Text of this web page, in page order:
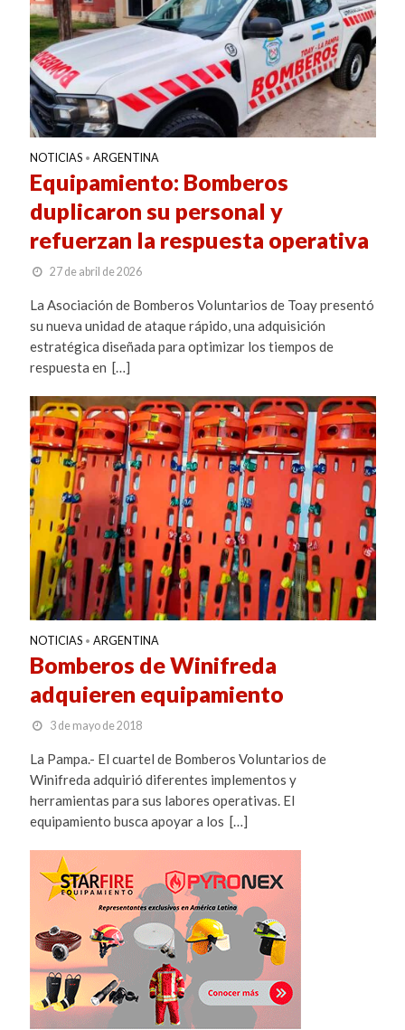
NOTICIAS • ARGENTINA
Equipamiento: Bomberos
duplicaron su personal y
refuerzan la respuesta operativa
27 de abril de 2026
La Asociación de Bomberos Voluntarios de Toay presentó
su nueva unidad de ataque rápido, una adquisición
estratégica diseñada para optimizar los tiempos de
respuesta en […]
NOTICIAS • ARGENTINA
Bomberos de Winifreda
adquieren equipamiento
3 de mayo de 2018
La Pampa.- El cuartel de Bomberos Voluntarios de
Winifreda adquirió diferentes implementos y
herramientas para sus labores operativas. El
equipamiento busca apoyar a los […]